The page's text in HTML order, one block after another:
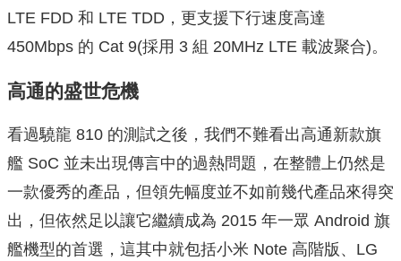
LTE FDD 和 LTE TDD，更支援下行速度高達
450Mbps 的 Cat 9(採用 3 組 20MHz LTE 載波聚合)。
高通的盛世危機
看過驍龍 810 的測試之後，我們不難看出高通新款旗
艦 SoC 並未出現傳言中的過熱問題，在整體上仍然是
一款優秀的產品，但領先幅度並不如前幾代產品來得突
出，但依然足以讓它繼續成為 2015 年一眾 Android 旗
艦機型的首選，這其中就包括小米 Note 高階版、LG